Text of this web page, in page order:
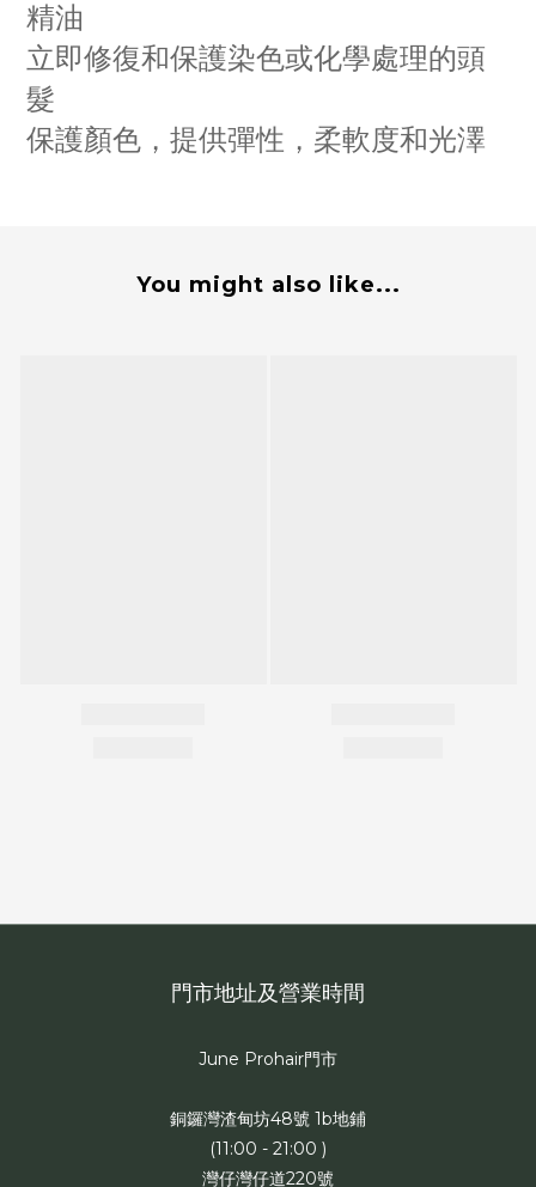
精油
立即修復和保護染色或化學處理的頭
髮
保護顏色，提供彈性，柔軟度和光澤
You might also like...
門市地址及營業時間
June Prohair門市
銅鑼灣渣甸坊48號 1b地鋪
(11:00 - 21:00 )
灣仔灣仔道220號